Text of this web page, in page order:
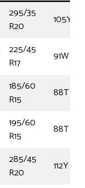
295/35
R20
105YY
225/45
R17
91W
185/60
R15
88T
195/60
R15
88T
285/45
R20
112Y